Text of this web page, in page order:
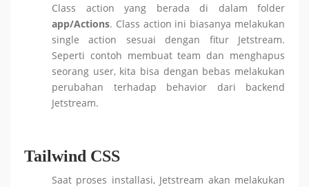
Class action yang berada di dalam folder
app/Actions. Class action ini biasanya melakukan
single action sesuai dengan fitur Jetstream.
Seperti contoh membuat team dan menghapus
seorang user, kita bisa dengan bebas melakukan
perubahan terhadap behavior dari backend
Jetstream.
Tailwind CSS
Saat proses installasi, Jetstream akan melakukan